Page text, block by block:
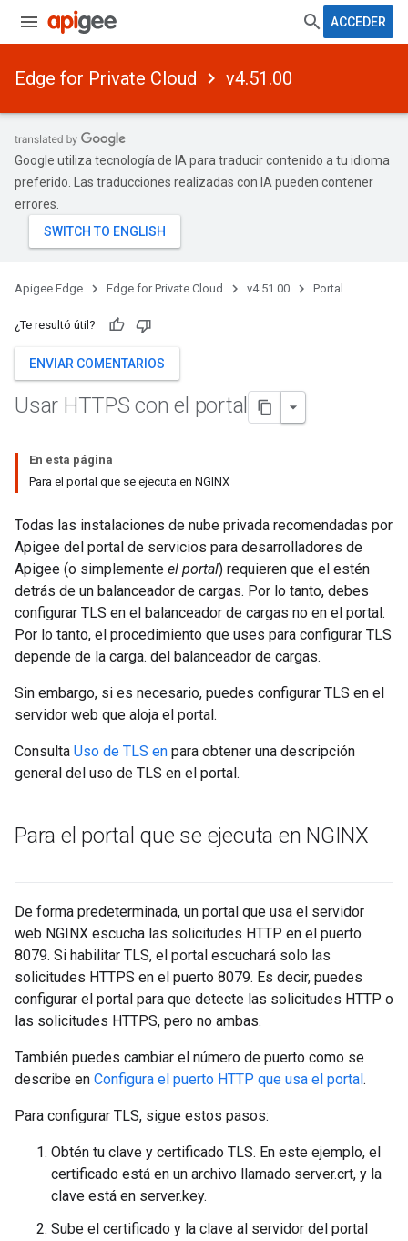
ACCEDER
Edge for Private Cloud v4.51.00
Google utiliza tecnología de IA para traducir contenido a tu idioma
preferido. Las traducciones realizadas con IA pueden contener
errores.
Apigee Edge Edge for Private Cloud v4.51.00 Portal
¿Te resultó útil?
ENVIAR COMENTARIOS
Usar HTTPS con el portal
En esta página
Para el portal que se ejecuta en NGINX
Todas las instalaciones de nube privada recomendadas por
Apigee del portal de servicios para desarrolladores de
Apigee (o simplemente el portal) requieren que el estén
detrás de un balanceador de cargas. Por lo tanto, debes
configurar TLS en el balanceador de cargas no en el portal.
Por lo tanto, el procedimiento que uses para configurar TLS
depende de la carga. del balanceador de cargas.
Sin embargo, si es necesario, puedes configurar TLS en el
servidor web que aloja el portal.
Consulta Uso de TLS en para obtener una descripción
general del uso de TLS en el portal.
Para el portal que se ejecuta en NGINX
De forma predeterminada, un portal que usa el servidor
web NGINX escucha las solicitudes HTTP en el puerto
8079. Si habilitar TLS, el portal escuchará solo las
solicitudes HTTPS en el puerto 8079. Es decir, puedes
configurar el portal para que detecte las solicitudes HTTP o
las solicitudes HTTPS, pero no ambas.
También puedes cambiar el número de puerto como se
describe en Configura el puerto HTTP que usa el portal.
Para configurar TLS, sigue estos pasos:
Obtén tu clave y certificado TLS. En este ejemplo, el
certificado está en un archivo llamado server.crt, y la
clave está en server.key.
Sube el certificado y la clave al servidor del portal